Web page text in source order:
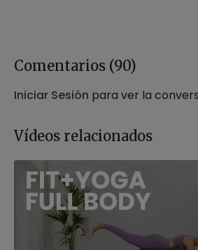
Comentarios (90)
Iniciar Sesión para ver la
Vídeos relacionados